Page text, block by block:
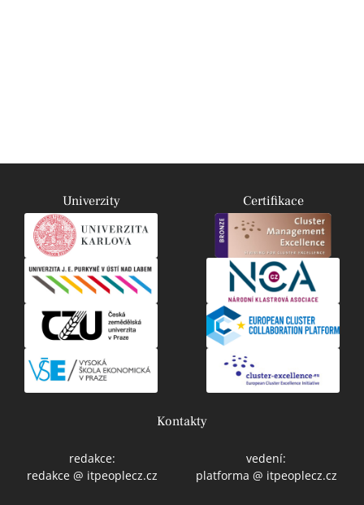
Univerzity Certifikace
Kontakty
redakce:
redakce @ itpeoplecz.cz
vedení:
platforma @ itpeoplecz.cz